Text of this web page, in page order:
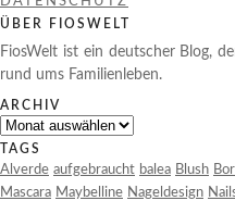
ÜBER FIOSWELT
FiosWelt ist ein deutscher Blog,
rund ums Familienleben.
ARCHIV
Archiv
TAGS
Alverde aufgebraucht balea Blush
Mascara Maybelline Nageldesign